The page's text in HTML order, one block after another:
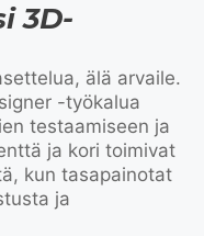
3D-
älä arvaile.
-työkalua
testaamiseen ja
ja kori toimivat
kun tasapainotat
ja